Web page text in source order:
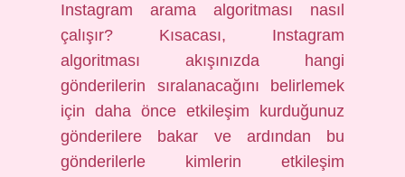
Instagram arama algoritması nasıl
çalışır? Kısacası, Instagram
algoritması akışınızda hangi
gönderilerin sıralanacağını belirlemek
için daha önce etkileşim kurduğunuz
gönderilere bakar ve ardından bu
gönderilerle kimlerin etkileşim